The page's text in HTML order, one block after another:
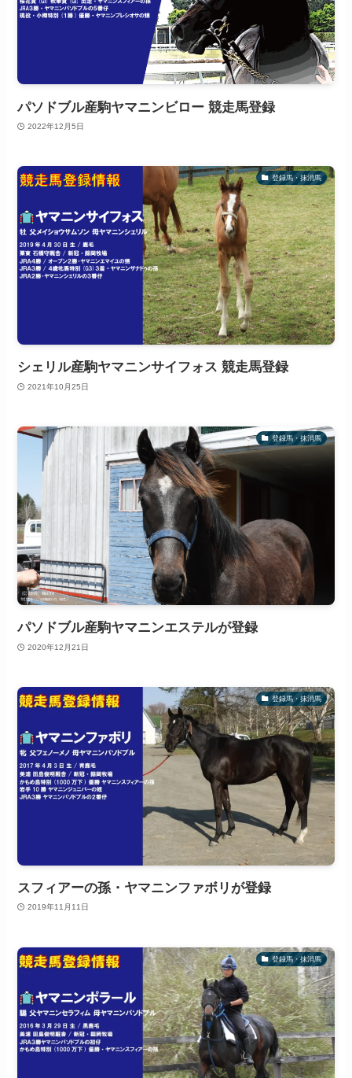
パソドブル産駒ヤマニンビロー 競走馬登録
2022年12月5日
登録馬・抹消馬
シェリル産駒ヤマニンサイフォス 競走馬登録
2021年10月25日
登録馬・抹消馬
パソドブル産駒ヤマニンエステルが登録
2020年12月21日
登録馬・抹消馬
スフィアーの孫・ヤマニンファボリが登録
2019年11月11日
登録馬・抹消馬